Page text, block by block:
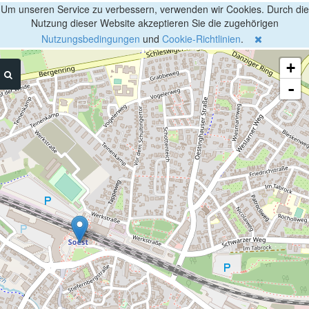
Um unseren Service zu verbessern, verwenden wir Cookies. Durch die
Nutzung dieser Website akzeptieren Sie die zugehörigen
Nutzungsbedingungen und Cookie-Richtlinien.
+
-